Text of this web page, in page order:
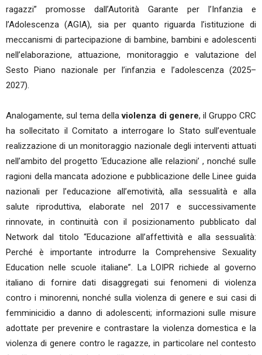
ragazzi” promosse dall’Autorità Garante per l’Infanzia e
l’Adolescenza (AGIA), sia per quanto riguarda l’istituzione di
meccanismi di partecipazione di bambine, bambini e adolescenti
nell’elaborazione, attuazione, monitoraggio e valutazione del
Sesto Piano nazionale per l’infanzia e l’adolescenza (2025–
2027).
Analogamente, sul tema dellaviolenza di genere, il Gruppo CRC
ha sollecitato il Comitato a interrogare lo Stato sull’eventuale
realizzazione di un monitoraggio nazionale degli interventi attuati
nell’ambito del progetto ‘Educazione alle relazioni’ , nonché sulle
ragioni della mancata adozione e pubblicazione delle Linee guida
nazionali per l’educazione all’emotività, alla sessualità e alla
salute riproduttiva, elaborate nel 2017 e successivamente
rinnovate, in continuità con il posizionamento pubblicato dal
Network dal titolo “Educazione all’affettività e alla sessualità:
Perché è importante introdurre la Comprehensive Sexuality
Education nelle scuole italiane”. La LOIPR richiede al governo
italiano di fornire dati disaggregati sui fenomeni di violenza
contro i minorenni, nonché sulla violenza di genere e sui casi di
femminicidio a danno di adolescenti; informazioni sulle misure
adottate per prevenire e contrastare la violenza domestica e la
violenza di genere contro le ragazze, in particolare nel contesto